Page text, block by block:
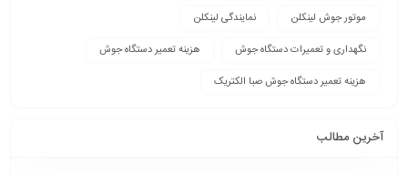
موتور جوش لینکلن
نمایندگی لینکلن
نگهداری و تعمیرات دستگاه جوش
هزینه تعمیر دستگاه جوش
هزینه تعمیر دستگاه جوش صبا الکتریک
آخرین مطالب